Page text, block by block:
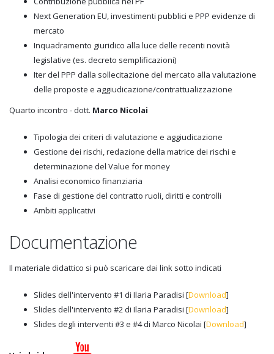
Next Generation EU, investimenti pubblici e PPP evidenze di
mercato
Inquadramento giuridico alla luce delle recenti novità
legislative (es. decreto semplificazioni)
Iter del PPP dalla sollecitazione del mercato alla valutazione
delle proposte e aggiudicazione/contrattualizzazione
Quarto incontro - dott. Marco Nicolai
Tipologia dei criteri di valutazione e aggiudicazione
Gestione dei rischi, redazione della matrice dei rischi e
determinazione del Value for money
Analisi economico finanziaria
Fase di gestione del contratto ruoli, diritti e controlli
Ambiti applicativi
Documentazione
Il materiale didattico si può scaricare dai link sotto indicati
Slides dell'intervento #1 di Ilaria Paradisi [Download]
Slides dell'intervento #2 di Ilaria Paradisi [Download]
Slides degli interventi #3 e #4 di Marco Nicolai [Download]